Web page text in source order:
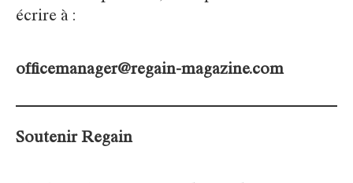
écrire à :
officemanager@regain-magazine.com
Soutenir Regain